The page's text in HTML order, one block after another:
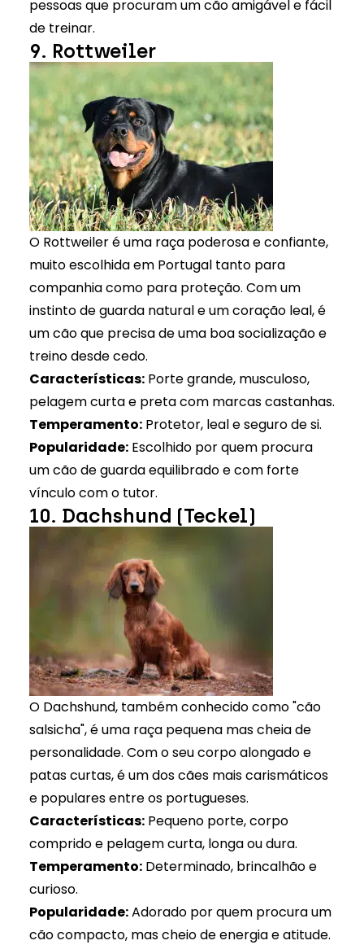
pessoas que procuram um cão amigável e fácil
de treinar.
9. Rottweiler
O Rottweiler é uma raça poderosa e confiante,
muito escolhida em Portugal tanto para
companhia como para proteção. Com um
instinto de guarda natural e um coração leal, é
um cão que precisa de uma boa socialização e
treino desde cedo.
Características:Porte grande, musculoso,
pelagem curta e preta com marcas castanhas.
Temperamento:Protetor, leal e seguro de si.
Popularidade:Escolhido por quem procura
um cão de guarda equilibrado e com forte
vínculo com o tutor.
10. Dachshund (Teckel)
O Dachshund, também conhecido como "cão
salsicha", é uma raça pequena mas cheia de
personalidade. Com o seu corpo alongado e
patas curtas, é um dos cães mais carismáticos
e populares entre os portugueses.
Características:Pequeno porte, corpo
comprido e pelagem curta, longa ou dura.
Temperamento:Determinado, brincalhão e
curioso.
Popularidade:Adorado por quem procura um
cão compacto, mas cheio de energia e atitude.